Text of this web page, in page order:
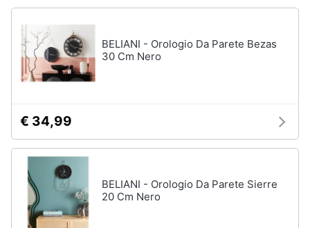
BELIANI - Orologio Da Parete Bezas
30 Cm Nero
€ 34,99
BELIANI - Orologio Da Parete Sierre
20 Cm Nero